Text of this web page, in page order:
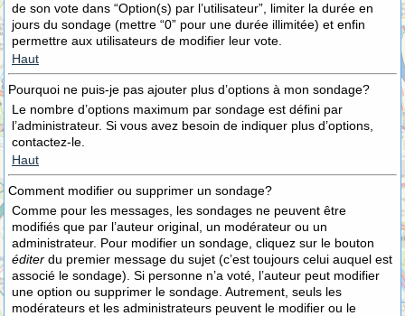
de son vote dans “Option(s) par l’utilisateur”, limiter la durée en
jours du sondage (mettre “0” pour une durée illimitée) et enfin
permettre aux utilisateurs de modifier leur vote.
Haut
Pourquoi ne puis-je pas ajouter plus d’options à mon sondage?
Le nombre d’options maximum par sondage est défini par
l’administrateur. Si vous avez besoin de indiquer plus d’options,
contactez-le.
Haut
Comment modifier ou supprimer un sondage?
Comme pour les messages, les sondages ne peuvent être
modifiés que par l’auteur original, un modérateur ou un
administrateur. Pour modifier un sondage, cliquez sur le bouton
éditer du premier message du sujet (c’est toujours celui auquel est
associé le sondage). Si personne n’a voté, l’auteur peut modifier
une option ou supprimer le sondage. Autrement, seuls les
modérateurs et les administrateurs peuvent le modifier ou le